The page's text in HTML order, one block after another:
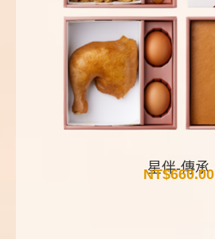
星伴-傳承
NT$660.00